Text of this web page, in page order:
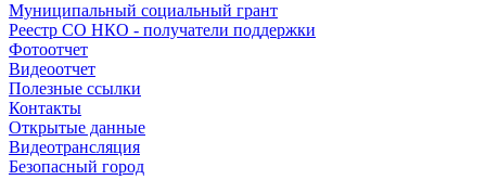
Муниципальный социальный грант
Реестр СО НКО - получатели поддержки
Фотоотчет
Видеоотчет
Полезные ссылки
Контакты
Открытые данные
Видеотрансляция
Безопасный город